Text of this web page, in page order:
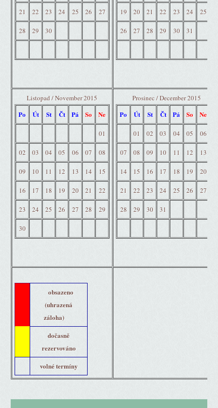
21 22 23 24 25 26 27
28 29 30
19 20 21 22 23 24 25
26 27 28 29 30 31
Listopad / November 2015
Po Út St Čt Pá So Ne
01
02 03 04 05 06 07 08
09 10 11 12 13 14 15
16 17 18 19 20 21 22
23 24 25 26 27 28 29
30
Prosinec / December 2015
Po Út St Čt Pá So Ne
01 02 03 04 05 06
07 08 09 10 11 12 13
14 15 16 17 18 19 20
21 22 23 24 25 26 27
28 29 30 31
obsazeno
(uhrazená
záloha)
dočasně
rezervováno
volné termíny